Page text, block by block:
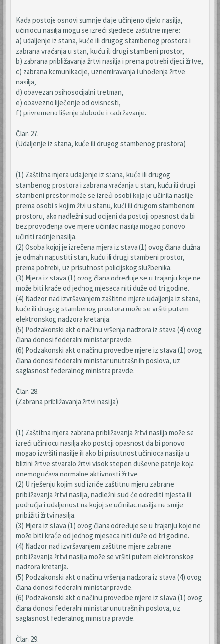
Kada postoje osnovi sumnje da je učinjeno djelo nasilja,
učiniocu nasilja mogu se izreći sljedeće zaštitne mjere:
a) udaljenje iz stana, kuće ili drugog stambenog prostora i
zabrana vraćanja u stan, kuću ili drugi stambeni prostor,
b) zabrana približavanja žrtvi nasilja i prema potrebi djeci žrtve,
c) zabrana komunikacije, uznemiravanja i uhođenja žrtve
nasilja,
d) obavezan psihosocijalni tretman,
e) obavezno liječenje od ovisnosti,
f) privremeno lišenje slobode i zadržavanje.
Član 27.
(Udaljenje iz stana, kuće ili drugog stambenog prostora)
(1) Zaštitna mjera udaljenje iz stana, kuće ili drugog
stambenog prostora i zabrana vraćanja u stan, kuću ili drugi
stambeni prostor može se izreći osobi koja je učinila nasilje
prema osobi s kojim živi u stanu, kući ili drugom stambenom
prostoru, ako nadležni sud ocijeni da postoji opasnost da bi
bez provođenja ove mjere učinilac nasilja mogao ponovo
učiniti radnje nasilja.
(2) Osoba kojoj je izrečena mjera iz stava (1) ovog člana dužna
je odmah napustiti stan, kuću ili drugi stambeni prostor,
prema potrebi, uz prisutnost policijskog službenika.
(3) Mjera iz stava (1) ovog člana određuje se u trajanju koje ne
može biti kraće od jednog mjeseca niti duže od tri godine.
(4) Nadzor nad izvršavanjem zaštitne mjere udaljenja iz stana,
kuće ili drugog stambenog prostora može se vršiti putem
elektronskog nadzora kretanja.
(5) Podzakonski akt o načinu vršenja nadzora iz stava (4) ovog
člana donosi federalni ministar pravde.
(6) Podzakonski akt o načinu provedbe mjere iz stava (1) ovog
člana donosi federalni ministar unutrašnjih poslova, uz
saglasnost federalnog ministra pravde.
Član 28.
(Zabrana približavanja žrtvi nasilja)
(1) Zaštitna mjera zabrana približavanja žrtvi nasilja može se
izreći učiniocu nasilja ako postoji opasnost da bi ponovo
mogao izvršiti nasilje ili ako bi prisutnost učinioca nasilja u
blizini žrtve stvaralo žrtvi visok stepen duševne patnje koja
onemogućava normalne aktivnosti žrtve.
(2) U rješenju kojim sud izriče zaštitnu mjeru zabrane
približavanja žrtvi nasilja, nadležni sud će odrediti mjesta ili
područja i udaljenost na kojoj se učinilac nasilja ne smije
približiti žrtvi nasilja.
(3) Mjera iz stava (1) ovog člana određuje se u trajanju koje ne
može biti kraće od jednog mjeseca niti duže od tri godine.
(4) Nadzor nad izvršavanjem zaštitne mjere zabrane
približavanja žrtvi nasilja može se vršiti putem elektronskog
nadzora kretanja.
(5) Podzakonski akt o načinu vršenja nadzora iz stava (4) ovog
člana donosi federalni ministar pravde.
(6) Podzakonski akt o načinu provedbe mjere iz stava (1) ovog
člana donosi federalni ministar unutrašnjih poslova, uz
saglasnost federalnog ministra pravde.
Član 29.